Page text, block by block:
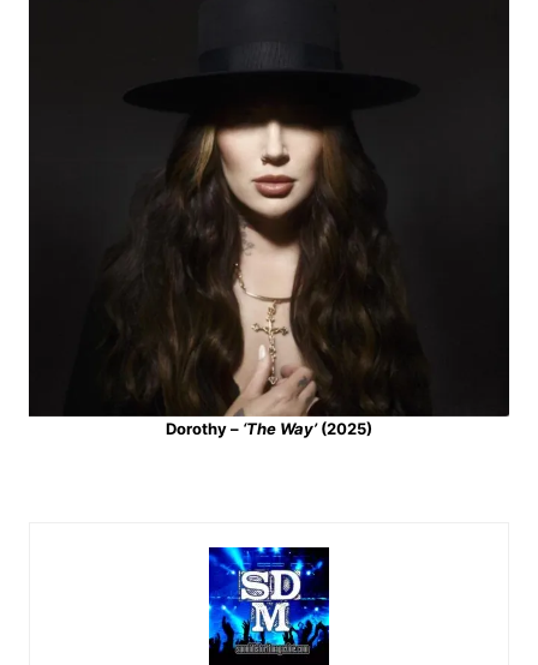
Dorothy –‘The Way’(2025)